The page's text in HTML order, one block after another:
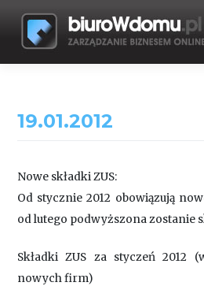
content
19.01.2012
Nowe składki ZUS:
Od stycznie 2012 obowiązują
od lutego podwyższona zostanie
Składki ZUS za styczeń 2012
nowych firm)